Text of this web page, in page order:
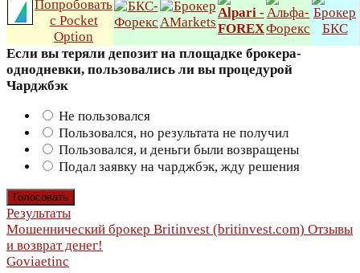
Если вы теряли депозит на площадке брокера-
однодневки, пользовались ли вы процедурой
Чарджбэк
Не пользовался
Пользовался, но результата не получил
Пользовался, и деньги были возвращены
Подал заявку на чарджбэк, жду решения
Результаты
Навигация
по
Мошеннический брокер Britinvest (britinvest.com) Отзывы
и возврат денег!
Goviaetinc